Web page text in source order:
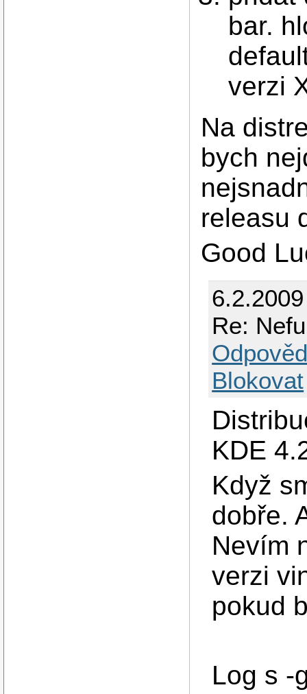
bar.
verzi
Na
bych
releasu
Good
Re:
Blokovat
KDE
Když
dobře.
Nevím
verzi
pokud
Log s -